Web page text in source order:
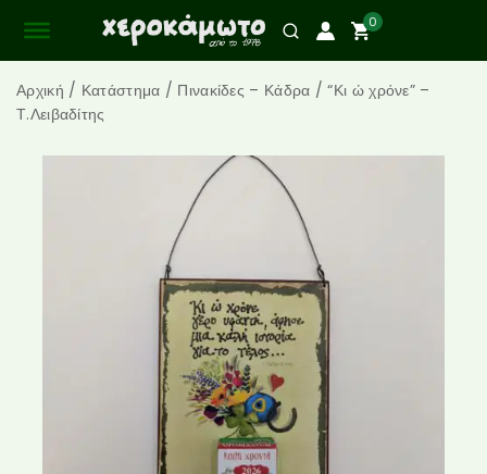
0
Αρχική / Κατάστημα / Πινακίδες – Κάδρα / “Κι ώ χρόνε” –
Τ.Λειβαδίτης